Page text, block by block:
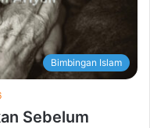
Bimbingan Islam
Sebelum